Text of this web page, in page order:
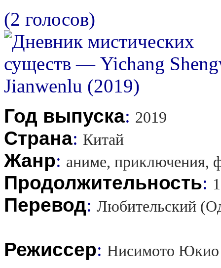
(2 голосов)
Год выпуска: 2019
Страна: Китай
Жанр: аниме, приключения,
Продолжительность:
Перевод: Любительский
Режиссер: Нисимото Юкио